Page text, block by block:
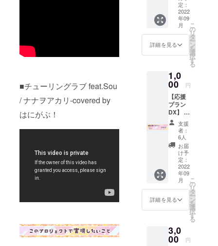
■チューリングラブ feat.Sou
/ ナナヲアカリ-covered by
はにがぶ！
定：
2022
年09
月
詳細を見る
こ
の
リ
タ
ー
ン
を
選
択
す
る
1,0
00 円
【応援
プラン
DX】 ・
活動報
告 ・お
手紙
（共
通） ・
お礼動
画（共
通）
支援
者：
6人
お届
け予
定：
2022
年09
月
詳細を見る
こ
の
リ
タ
ー
ン
を
選
択
す
る
3,0
00 円